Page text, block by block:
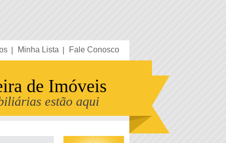
Minha Lista Fale Conosco
de Imóveis
estão aqui